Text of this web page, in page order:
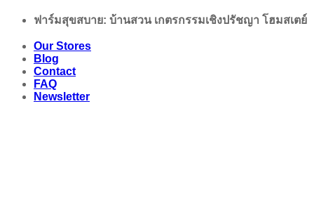
Skip
content
ฟาร์มสุขสบาย: บ้านสวน เกตรกรรมเชิงปรัชญา โฮมสเตย์
Our Stores
Blog
Contact
FAQ
Newsletter